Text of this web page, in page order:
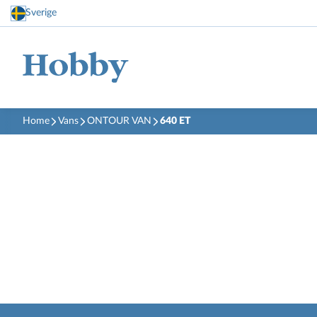
Sverige
Home Vans ONTOUR VAN 640 ET